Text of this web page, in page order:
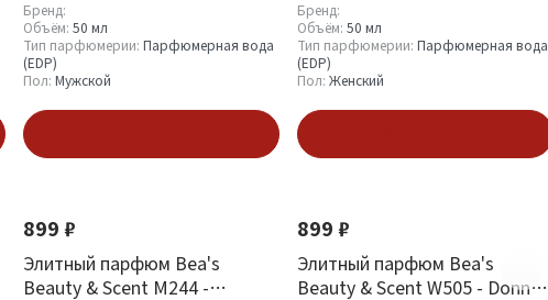
Dolce&Gabbana Intenso Pour
Homme
Бренд:
Объём: 50 мл
Тип парфюмерии: Парфюмерная вода
(EDP)
Пол: Мужской
Dolce&Gabbana The One For
Women
Бренд:
Объём: 50 мл
Тип парфюмерии: Парфюмерная вода
(EDP)
Пол: Женский
899 ₽
Элитный парфюм Bea's
Beauty & Scent M244 -
899 ₽
Элитный парфюм Bea's
Beauty & Scent W505 - Donna